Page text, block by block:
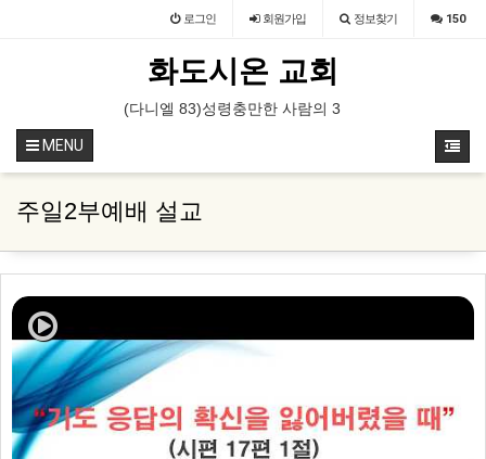
로그인 회원가입 정보찾기 150
화도시온 교회
(다니엘 83)성령충만한 사람의 3가지 특징
MENU
주일2부예배 설교